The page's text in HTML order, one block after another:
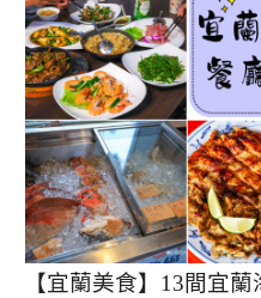
【宜蘭美食】13間宜